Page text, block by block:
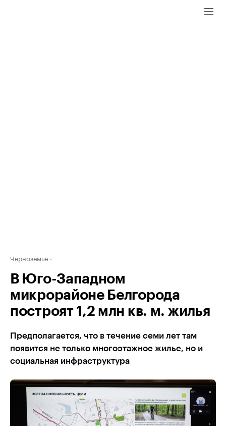
Черноземье
В Юго-Западном
микрорайоне Белгорода
построят 1,2 млн кв. м. жилья
Предполагается, что в течение семи лет там
появится не только многоэтажное жилье, но и
социальная инфраструктура